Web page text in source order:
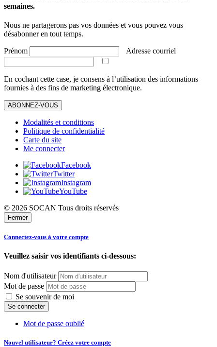
semaines.
Nous ne partagerons pas vos données et vous pouvez vous
désabonner en tout temps.
Prénom Adresse courriel
En cochant cette case, je consens à l’utilisation des informations
fournies à des fins de marketing électronique.
ABONNEZ-VOUS
Modalités et conditions
Politique de confidentialité
Carte du site
Me connecter
Facebook
Twitter
Instagram
YouTube
© 2026 SOCAN Tous droits réservés
Fermer
Connectez-vous à votre compte
Veuillez saisir vos identifiants ci-dessous:
Nom d'utilisateur
Mot de passe
Se souvenir de moi
Mot de passe oublié
Nouvel utilisateur? Créez votre compte